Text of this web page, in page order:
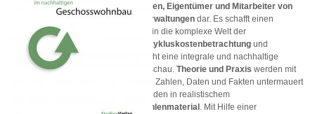
Bauherren, Eigentümer und Mitarbeiter von
Hausverwaltungen dar. Es schafft einen
Einblick in die komplexe Welt der
Lebenszykluskostenbetrachtung und
ermöglicht eine integrale und nachhaltige
Gesamtschau. Theorie und Praxis werden mit
Hilfe von Zahlen, Daten und Fakten untermauert
und münden in realistischem
Kennzahlenmaterial . Mit Hilfe einer